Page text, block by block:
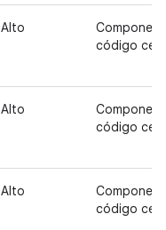
Alto
código
Alto
código
Alto
código